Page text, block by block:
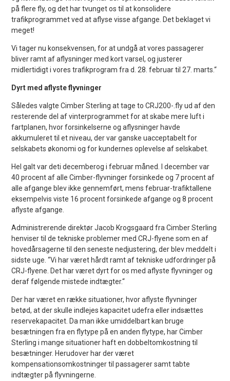
på flere fly, og det har tvunget os til at konsolidere
trafikprogrammet ved at aflyse visse afgange. Det beklaget vi
meget!
Vi tager nu konsekvensen, for at undgå at vores passagerer
bliver ramt af aflysninger med kort varsel, og justerer
midlertidigt i vores trafikprogram fra d. 28. februar til 27. marts.“
Dyrt med aflyste flyvninger
Således valgte Cimber Sterling at tage to CRJ200-.fly ud af den
resterende del af vinterprogrammet for at skabe mere luft i
fartplanen, hvor forsinkelserne og aflysninger havde
akkumuleret til et niveau, der var ganske uacceptabelt for
selskabets økonomi og for kundernes oplevelse af selskabet.
Hel galt var deti decemberog i februar måned. I december var
40 procent af alle Cimber-flyvninger forsinkede og 7 procent af
alle afgange blev ikke gennemført, mens februar-trafiktallene
eksempelvis viste 16 procent forsinkede afgange og 8 procent
aflyste afgange.
Administrerende direktør Jacob Krogsgaard fra Cimber Sterling
henviser til de tekniske problemer med CRJ-flyene som en af
hovedårsagerne til den seneste nedjustering, der blev meddelt i
sidste uge. “Vi har været hårdt ramt af tekniske udfordringer på
CRJ-flyene. Det har været dyrt for os med aflyste flyvninger og
deraf følgende mistede indtægter.“
Der har været en række situationer, hvor aflyste flyvninger
betød, at der skulle indlejes kapacitet udefra eller indsættes
reservekapacitet. Da man ikke umiddelbart kan bruge
besætningen fra en flytype på en anden flytype, har Cimber
Sterling i mange situationer haft en dobbeltomkostning til
besætninger. Herudover har der været
kompensationsomkostninger til passagerer samt tabte
indtægter på flyvningerne.